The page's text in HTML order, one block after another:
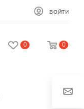
ВОЙТИ
0 0